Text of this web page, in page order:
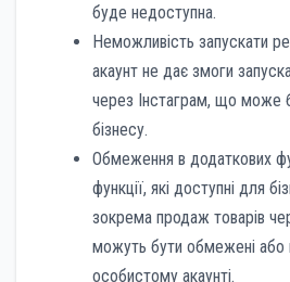
буде недоступна.
Неможливість запускати
акаунт не дає змоги
через Інстаграм, що може
бізнесу.
Обмеження в додаткових
функції, які доступні для
зокрема продаж товарів
можуть бути обмежені або
особистому акаунті.